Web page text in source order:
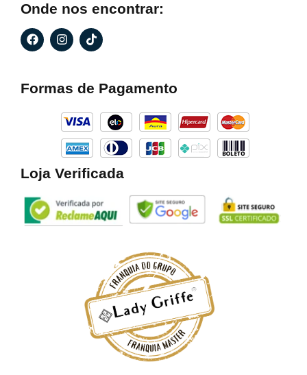
Onde nos encontrar:
F
a
c
o
I
n
s
g
a
m
T
i
k
k
Formas de Pagamento
Loja Verificada